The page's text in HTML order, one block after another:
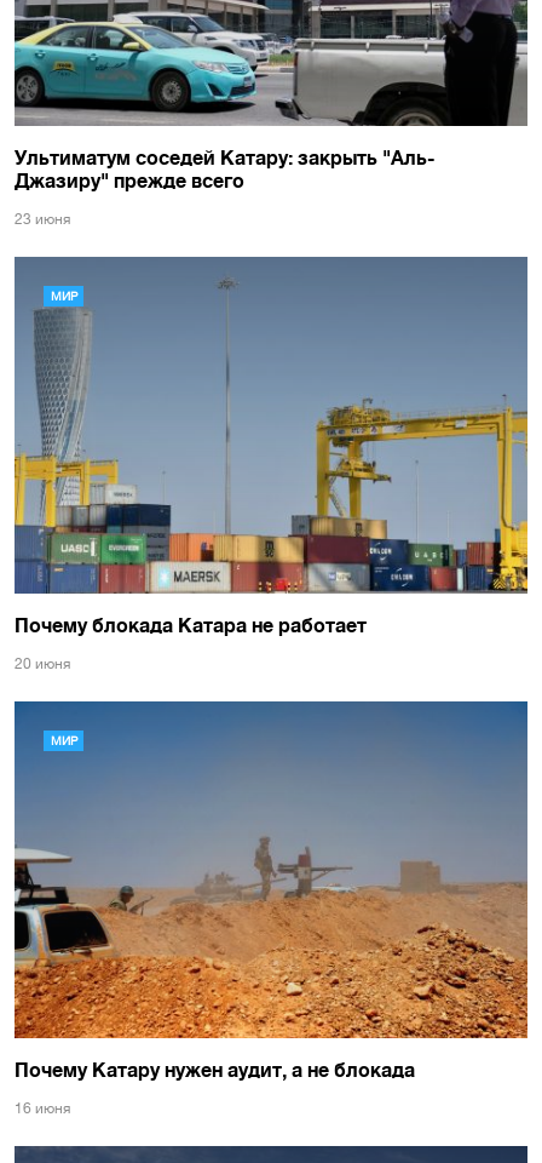
Ультиматум соседей Катару: закрыть "Аль-
Джазиру" прежде всего
23 июня
МИР
Почему блокада Катара не работает
20 июня
МИР
Почему Катару нужен аудит, а не блокада
16 июня